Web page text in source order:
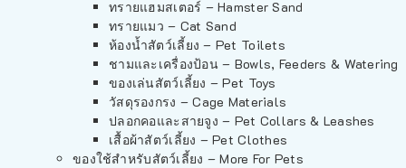
ทรายแฮมสเตอร์ – Hamster Sand
ทรายแมว – Cat Sand
ห้องน้ำสัตว์เลี้ยง – Pet Toilets
ชามและเครื่องป้อน – Bowls, Feeders & Watering
ของเล่นสัตว์เลี้ยง – Pet Toys
วัสดุรองกรง – Cage Materials
ปลอกคอและสายจูง – Pet Collars & Leashes
เสื้อผ้าสัตว์เลี้ยง – Pet Clothes
ของใช้สำหรับสัตว์เลี้ยง – More For Pets